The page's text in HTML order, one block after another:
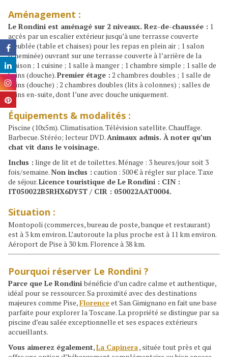
Aménagement :
Le Rondini est aménagé sur 2 niveaux. Rez-de-chaussée : 1
accès par un escalier extérieur jusqu’à une terrasse couverte
meublée (table et chaises) pour les repas en plein air ; 1 salon
(cheminée) ouvrant sur une terrasse couverte à l’arrière de la
maison ; 1 cuisine ; 1 salle à manger ; 1 chambre simple ; 1 salle de
bains (douche).Premier étage : 2 chambres doubles ; 1 salle de
bains (douche) ; 2 chambres doubles (lits à colonnes) ; salles de
bains en-suite, dont l’une avec douche uniquement.
Équipements & modalités :
Piscine (10x5m). Climatisation. Télévision satellite. Chauffage.
Barbecue. Stéréo; lecteur DVD.Animaux admis. À noter qu’un
chat vit dans le voisinage.
Inclus : linge de lit et de toilettes. Ménage : 3 heures/jour soit 3
fois/semaine. Non inclus : caution : 500 € à régler sur place. Taxe
de séjour.Licence touristique de Le Rondini : CIN :
IT050022B5RHX6DY5T / CIR : 050022AAT0004.
Situation :
Montopoli (commerces, bureau de poste, banque et restaurant)
est à 3 km environ. L’autoroute la plus proche est à 11 km environ.
Aéroport de Pise à 30 km. Florence à 38 km.
Pourquoi réserver Le Rondini ?
Parce que Le Rondinibénéficie d’un cadre calme et authentique,
idéal pour se ressourcer. Sa proximité avec des destinations
majeures comme Pise,Florenceet San Gimignano en fait une base
parfaite pour explorer la Toscane. La propriété se distingue par sa
piscine d’eau salée exceptionnelle et ses espaces extérieurs
accueillants.
Vous aimerez également,La Capinera, située tout près et qui